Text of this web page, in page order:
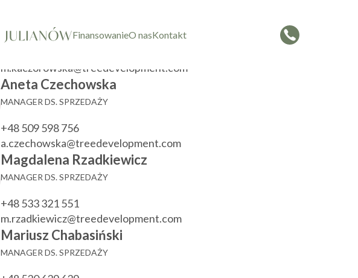
FinansowanieO nasKontakt
KIEROWNIK DZIAŁU SPRZEDAŻY
m.kaczorowska@treedevelopment.com
Aneta Czechowska
MANAGER DS. SPRZEDAŻY
+48 509 598 756
a.czechowska@treedevelopment.com
Magdalena Rzadkiewicz
MANAGER DS. SPRZEDAŻY
+48 533 321 551
m.rzadkiewicz@treedevelopment.com
Mariusz Chabasiński
MANAGER DS. SPRZEDAŻY